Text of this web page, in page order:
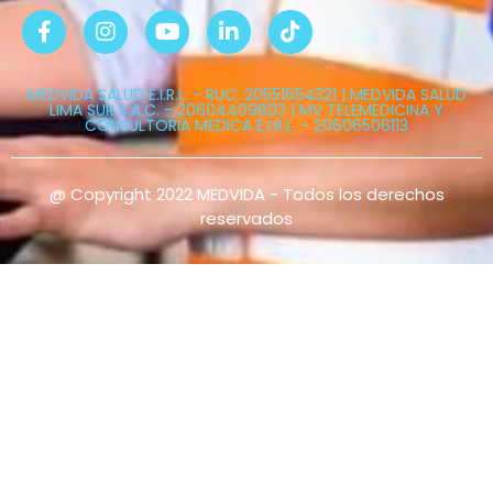
MEDVIDA SALUD E.I.R.L. - RUC: 20551654321 | MEDVIDA SALUD
LIMA SUR S.A.C. - 20604409803 | MV TELEMEDICINA Y
CONSULTORIA MEDICA E.I.R.L. - 20606506113
@ Copyright 2022 MEDVIDA - Todos los derechos
reservados